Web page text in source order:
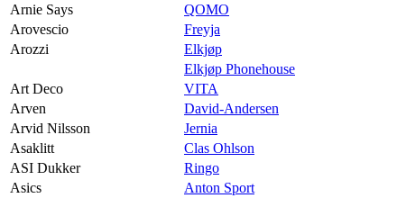
Arnie Says
QOMO
Arovescio
Freyja
Arozzi
Elkjøp
Elkjøp Phonehouse
Art Deco
VITA
Arven
David-Andersen
Arvid Nilsson
Jernia
Asaklitt
Clas Ohlson
ASI Dukker
Ringo
Asics
Anton Sport